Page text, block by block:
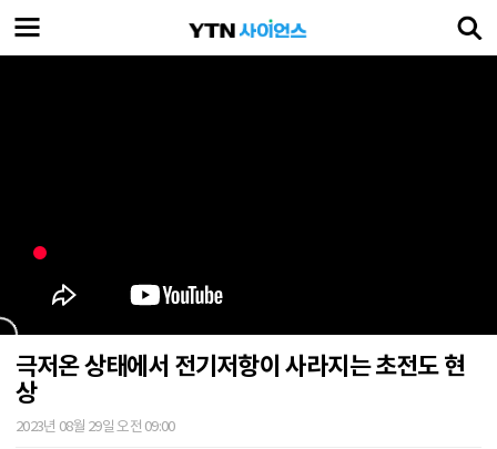
극저온 상태에서 전기저항이 사라지는 초전도 현
상
2023년 08월 29일 오전 09:00